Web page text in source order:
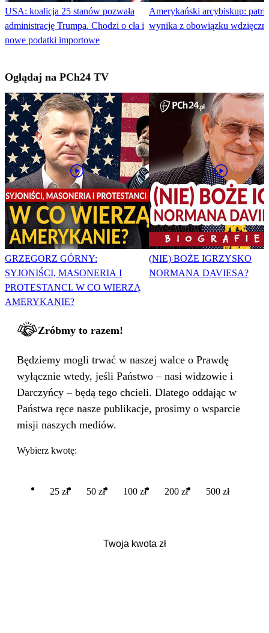
USA: koalicja 25 stanów pozwała
administrację Trumpa. Chodzi o cła i
nowe podatki importowe
Amerykański arcybiskup:
wynika z obowiązku
Oglądaj na PCh24 TV
GRZEGORZ GÓRNY:
SYJONIŚCI, MASONERIA I
PROTESTANCI. W CO WIERZĄ
AMERYKANIE?
(NIE) BOŻE IGRZYSKO
NORMANA DAVIESA?
Zróbmy to razem!
Będziemy mogli trwać w naszej walce o Prawdę
wyłącznie wtedy, jeśli Państwo – nasi widzowie i
Darczyńcy – będą tego chcieli. Dlatego oddając w
Państwa ręce nasze publikacje, prosimy o wsparcie
misji naszych mediów.
Wybierz kwotę:
25 zł 50 zł 100 zł 200 zł 500 zł